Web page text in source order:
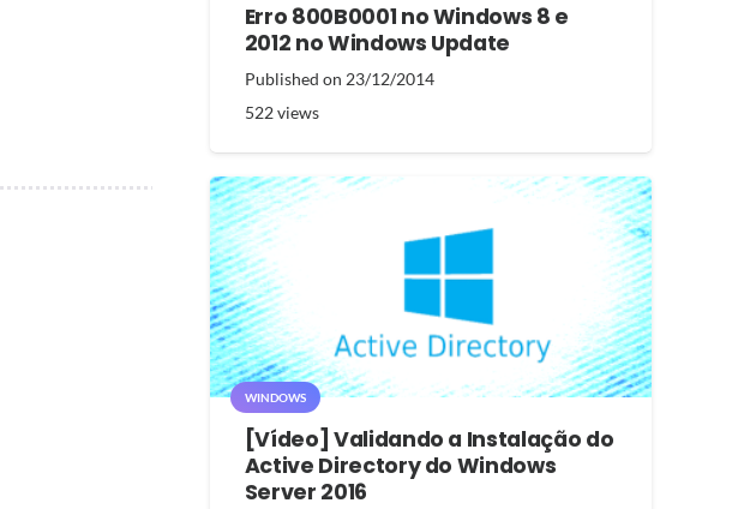
Erro 800B0001 no Windows 8 e
2012 no Windows Update
Published on 23/12/2014
522views
WINDOWS
[Vídeo] Validando a Instalação do
Active Directory do Windows
Server 2016